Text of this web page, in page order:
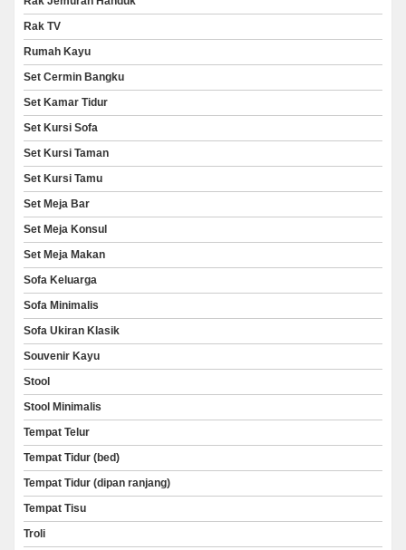
Rak TV
Rumah Kayu
Set Cermin Bangku
Set Kamar Tidur
Set Kursi Sofa
Set Kursi Taman
Set Kursi Tamu
Set Meja Bar
Set Meja Konsul
Set Meja Makan
Sofa Keluarga
Sofa Minimalis
Sofa Ukiran Klasik
Souvenir Kayu
Stool
Stool Minimalis
Tempat Telur
Tempat Tidur (bed)
Tempat Tidur (dipan ranjang)
Tempat Tisu
Troli